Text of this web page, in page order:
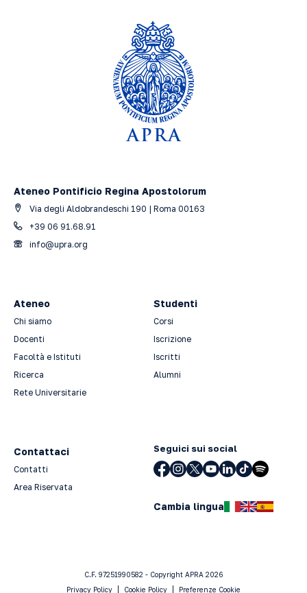
Ateneo Pontificio Regina Apostolorum
Via degli Aldobrandeschi 190 | Roma 00163
+39 06 91.68.91
info@upra.org
Ateneo
Chi siamo
Docenti
Facoltà e Istituti
Ricerca
Rete Universitarie
Studenti
Corsi
Iscrizione
Iscritti
Alumni
Contattaci
Contatti
Area Riservata
Seguici sui social
Cambia lingua
C.F. 97251990582 - Copyright APRA 2026
Privacy Policy
Cookie Policy Preferenze Cookie